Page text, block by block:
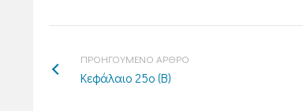
ΠΡΟΗΓΟΥΜΕΝΟ ΑΡΘΡΟ
Κεφάλαιο 25ο (Β)